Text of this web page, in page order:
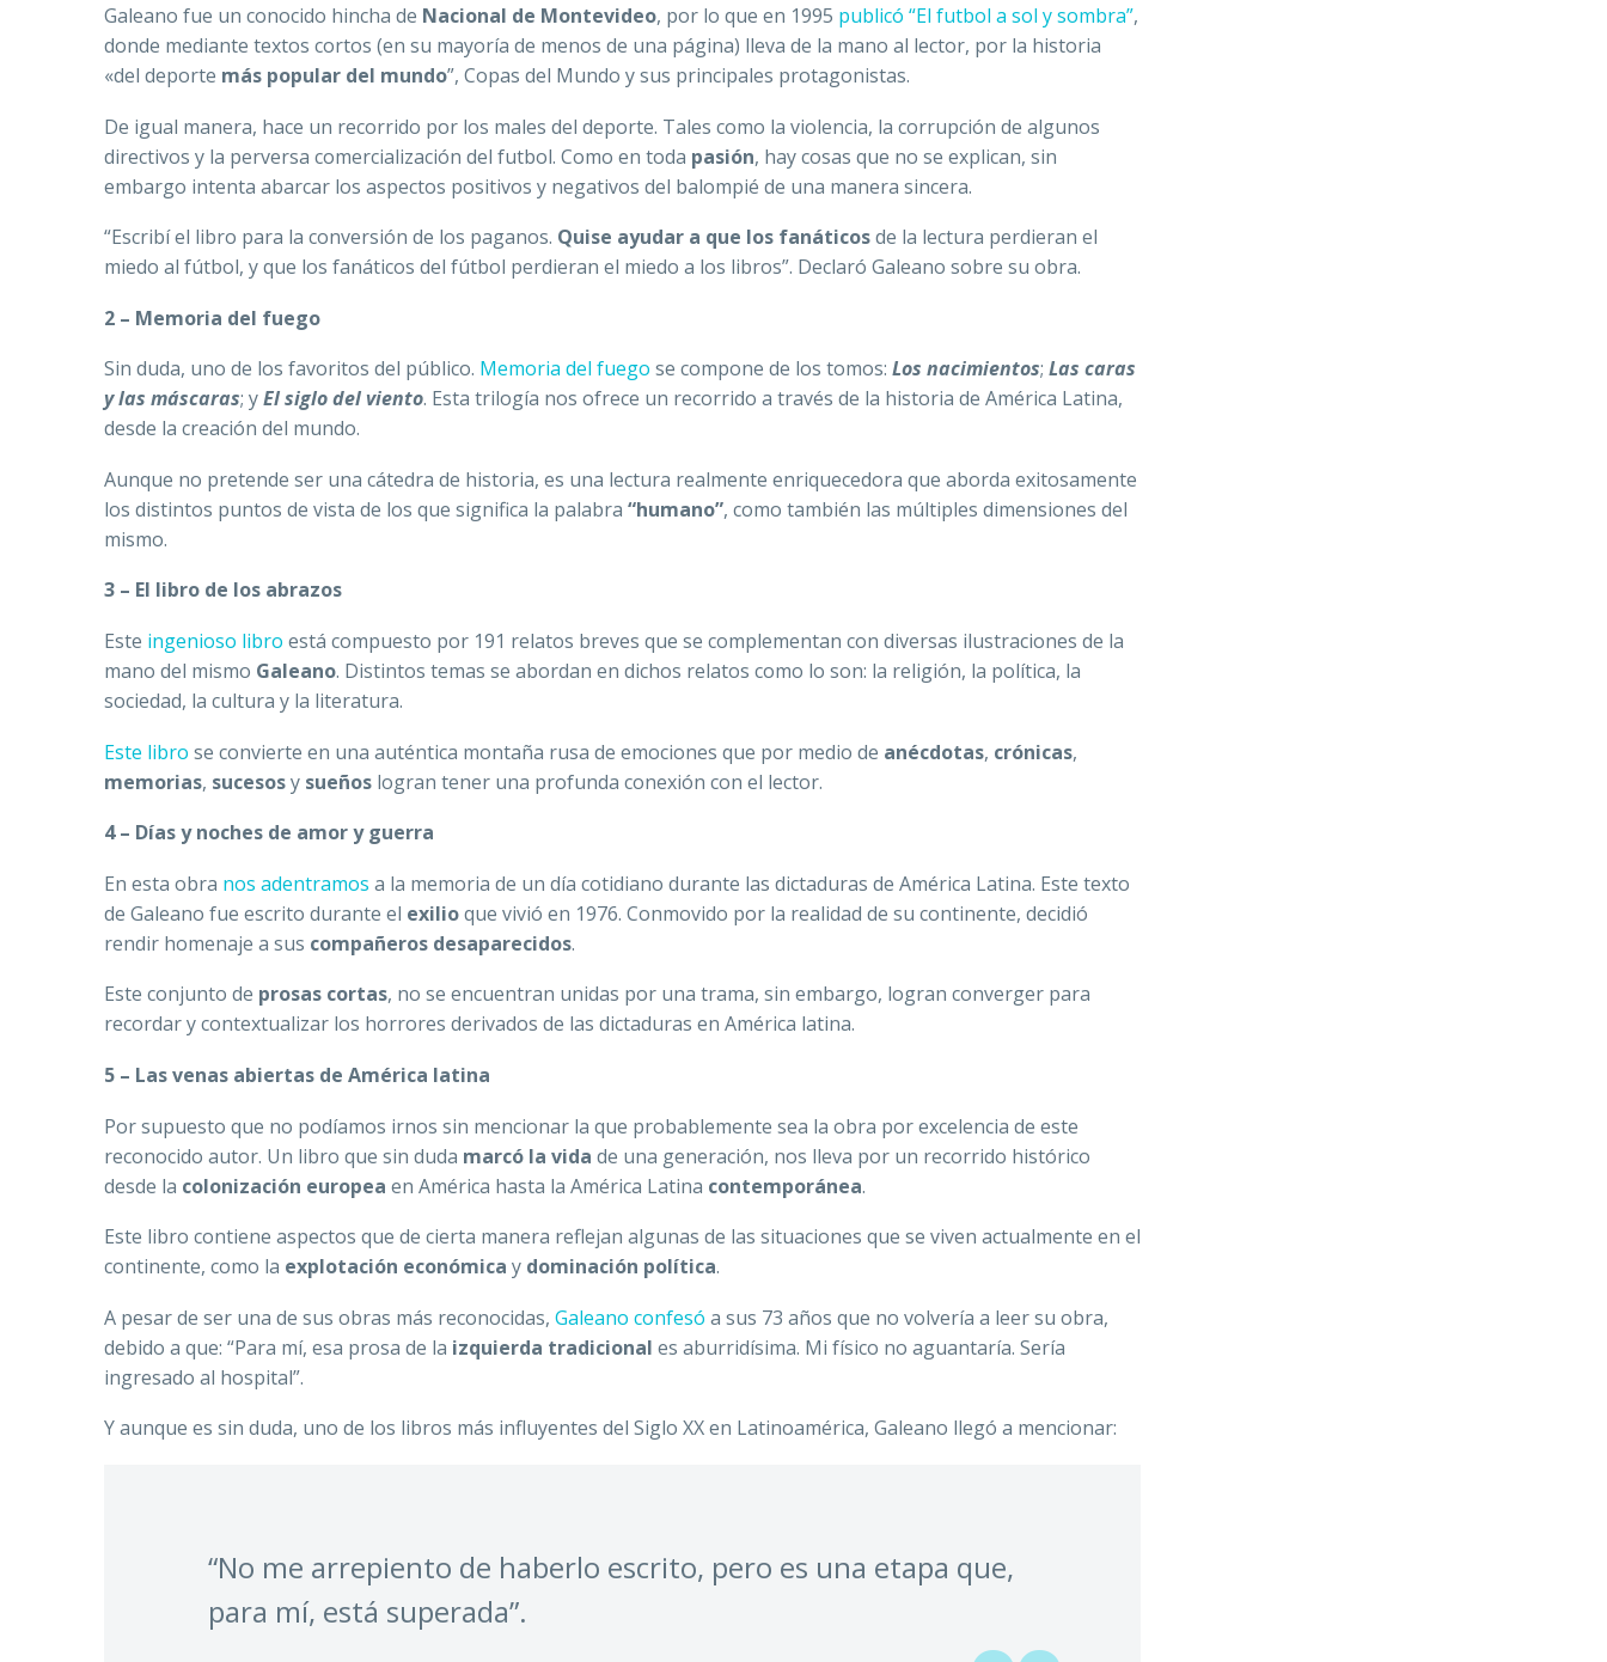
Galeano fue un conocido hincha de Nacional de Montevideo, por lo que en 1995 publicó “El futbol a sol y sombra”,
donde mediante textos cortos (en su mayoría de menos de una página) lleva de la mano al lector, por la historia
«del deporte más popular del mundo”, Copas del Mundo y sus principales protagonistas.
De igual manera, hace un recorrido por los males del deporte. Tales como la violencia, la corrupción de algunos
directivos y la perversa comercialización del futbol. Como en toda pasión, hay cosas que no se explican, sin
embargo intenta abarcar los aspectos positivos y negativos del balompié de una manera sincera.
“Escribí el libro para la conversión de los paganos. Quise ayudar a que los fanáticosde la lectura perdieran el
miedo al fútbol, y que los fanáticos del fútbol perdieran el miedo a los libros”. Declaró Galeano sobre su obra.
2 – Memoria del fuego
Sin duda, uno de los favoritos del público. Memoria del fuego se compone de los tomos: Los nacimientos; Las caras
y las máscaras; yEl siglo del viento. Esta trilogía nos ofrece un recorrido a través de la historia de América Latina,
desde la creación del mundo.
Aunque no pretende ser una cátedra de historia, es una lectura realmente enriquecedora que aborda exitosamente
los distintos puntos de vista de los que significa la palabra “humano”, como también las múltiples dimensiones del
mismo.
3 – El libro de los abrazos
Este ingenioso libro está compuesto por 191 relatos breves que se complementan con diversas ilustraciones de la
mano del mismo Galeano. Distintos temas se abordan en dichos relatos como lo son: la religión, la política, la
sociedad, la cultura y la literatura.
Este libro se convierte en una auténtica montaña rusa de emociones que por medio de anécdotas, crónicas,
memorias, sucesosy sueños logran tener una profunda conexión con el lector.
4 – Días y noches de amor y guerra
En esta obra nos adentramos a la memoria de un día cotidiano durante las dictaduras de América Latina. Este texto
de Galeano fue escrito durante el exilioque vivió en 1976. Conmovido por la realidad de su continente, decidió
rendir homenaje a sus compañeros desaparecidos.
Este conjunto de prosas cortas, no se encuentran unidas por una trama, sin embargo, logran converger para
recordar y contextualizar los horrores derivados de las dictaduras en América latina.
5 – Las venas abiertas de América latina
Por supuesto que no podíamos irnos sin mencionar la que probablemente sea la obra por excelencia de este
reconocido autor. Un libro que sin duda marcó la vida de una generación, nos lleva por un recorrido histórico
desde la colonización europea en América hasta la América Latina contemporánea.
Este libro contiene aspectos que de cierta manera reflejan algunas de las situaciones que se viven actualmente en el
continente, como la explotación económica y dominación política.
A pesar de ser una de sus obras más reconocidas, Galeano confesó a sus 73 años que no volvería a leer su obra,
debido a que: “Para mí, esa prosa de la izquierda tradicional es aburridísima. Mi físico no aguantaría. Sería
ingresado al hospital”.
Y aunque es sin duda, uno de los libros más influyentes del Siglo XX en Latinoamérica, Galeano llegó a mencionar:
“No me arrepiento de haberlo escrito, pero es una etapa que,
para mí, está superada”.